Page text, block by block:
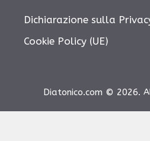
Dichiarazione sulla
Cookie Policy (UE)
Diatonico.com © 2026.